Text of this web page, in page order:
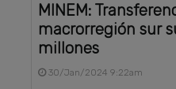
MINEM:
macrorregión sur
millones
30/Jan/2024 9:22am